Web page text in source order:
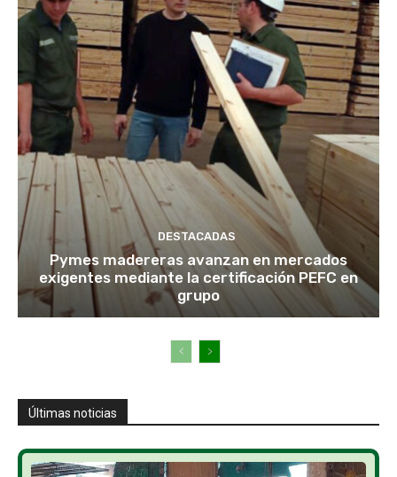
DESTACADAS
Pymes madereras avanzan en mercados
exigentes mediante la certificación PEFC en
grupo
Últimas noticias